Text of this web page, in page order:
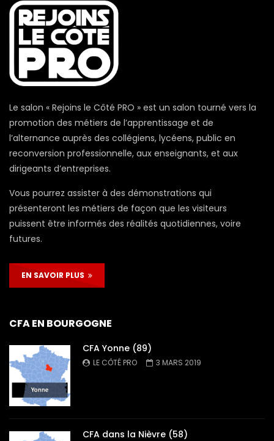
Le salon « Rejoins le Côté PRO » est un salon tourné vers la
promotion des métiers de l’apprentissage et de
l’alternance auprès des collégiens, lycéens, public en
reconversion professionnelle, aux enseignants, et aux
dirigeants d’entreprises.
Vous pourrez assister à des démonstrations qui
présenteront les métiers de façon que les visiteurs
puissent être informés des réalités quotidiennes, voire
futures.
EN SAVOIR PLUS
CFA EN BOURGOGNE
CFA Yonne (89)
LE CÔTÉ PRO 3 MARS 2019
CFA dans la Nièvre (58)